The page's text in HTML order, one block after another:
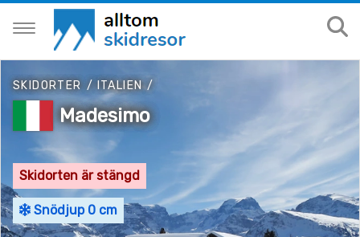
SKIDORTER / ITALIEN/
Madesimo
Skidorten är stängd
Snödjup 0 cm